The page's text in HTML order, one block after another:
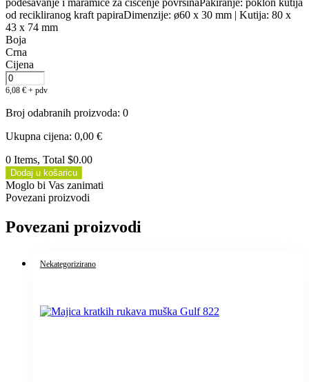
od recikliranog kraft papiraDimenzije: ø60 x 30 mm | Kutija: 80 x
43 x 74 mm
Boja
Crna
Cijena
6,08 € + pdv
Broj odabranih proizvoda: 0
Ukupna cijena: 0,00 €
0 Items, Total $0.00
Dodaj u košaricu
Moglo bi Vas zanimati
Povezani proizvodi
Povezani proizvodi
Nekategorizirano